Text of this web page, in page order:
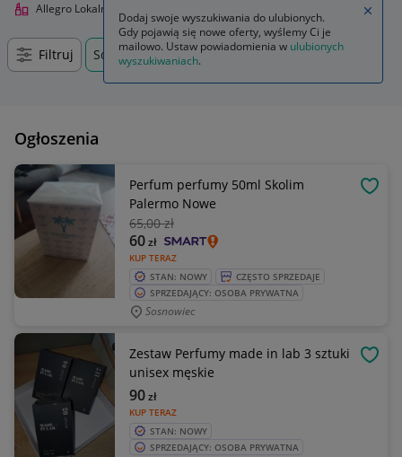
Allegro Lokalnie
Filtruj Sosnowiec, Śląskie, +0 km
Ogłoszenia
Perfum perfumy 50ml Skolim
Palermo Nowe
65,00 zł
KUP TERAZ
60zł
STAN: NOWY
CZĘSTO SPRZEDAJE
SPRZEDAJĄCY: OSOBA PRYWATNA
Sosnowiec
Zestaw Perfumy made in lab 3 sztuki
unisex męskie
KUP TERAZ
90zł
STAN: NOWY
SPRZEDAJĄCY: OSOBA PRYWATNA
Dodaj swoje wyszukiwania do ulubionych.
Gdy pojawią się nowe oferty, wyślemy Ci je
mailowo. Ustaw powiadomienia w ulubionych
wyszukiwaniach.